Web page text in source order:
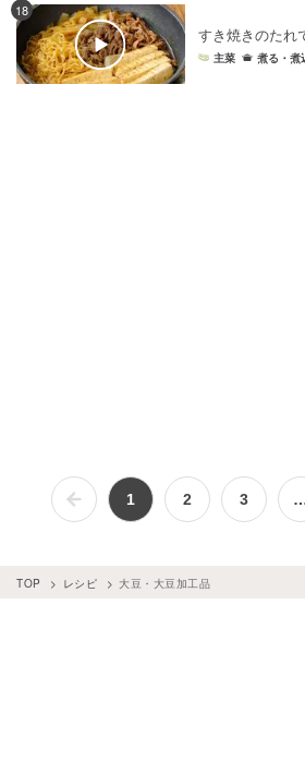
18
すき焼きのたれ
主菜 煮る・煮
1 2 3
TOP レシピ 大豆・大豆加工品